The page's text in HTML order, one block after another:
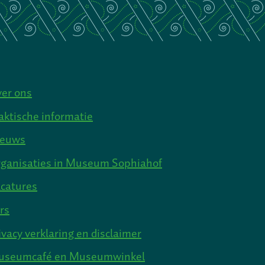
ons
informatie
in Museum Sophiahof
verklaring en disclaimer
en Museumwinkel